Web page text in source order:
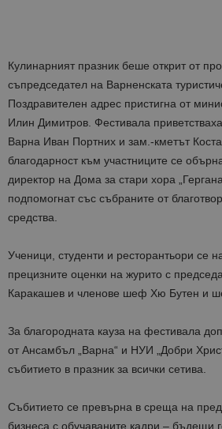
Кулинарният празник беше открит от
съпредседател на Варненската
Поздравителен адрес пристигна от
Илин Димитров. Фестивала
Варна Иван Портних и зам.-кметът
благодарност към участниците се
директор на Дома за стари хора
подпомогнат със събраните от
средства.
Ученици, студенти и ресторантьори се
прецизните оценки на журито с
Каракашев и членове шеф Хю Бутен и
За благородната кауза на фестивала
от Ансамбъл „Варна“ и НУИ „Добри
събитието в празник за всички сетива.
Събитието се превърна в среща на
бизнеса с обучаваните кадри – бъдещи